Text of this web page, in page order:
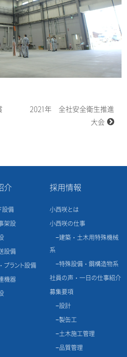
2021年 全社安全衛生推進
大会
介
設備
架設
設備
プラント設備
機器
採用情報
小西咲とは
小西咲の仕事
建築・土木用特殊機械
系
特殊設備・鋼構造物系
社員の声・一日の仕事紹介
募集要項
設計
製缶工
土木施工管理
品質管理